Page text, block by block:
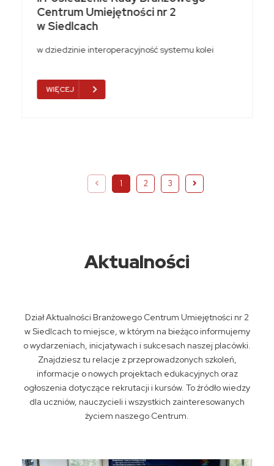
Centrum Umiejętności nr 2
w Siedlcach
w dziedzinie interoperacyjność systemu kolei
WIĘCEJ
1 2 3
Aktualności
Dział Aktualności Branżowego Centrum Umiejętności nr 2
w Siedlcach to miejsce, w którym na bieżąco informujemy
o wydarzeniach, inicjatywach i sukcesach naszej placówki.
Znajdziesz tu relacje z przeprowadzonych szkoleń,
informacje o nowych projektach edukacyjnych oraz
ogłoszenia dotyczące rekrutacji i kursów. To źródło wiedzy
dla uczniów, nauczycieli i wszystkich zainteresowanych
życiem naszego Centrum.